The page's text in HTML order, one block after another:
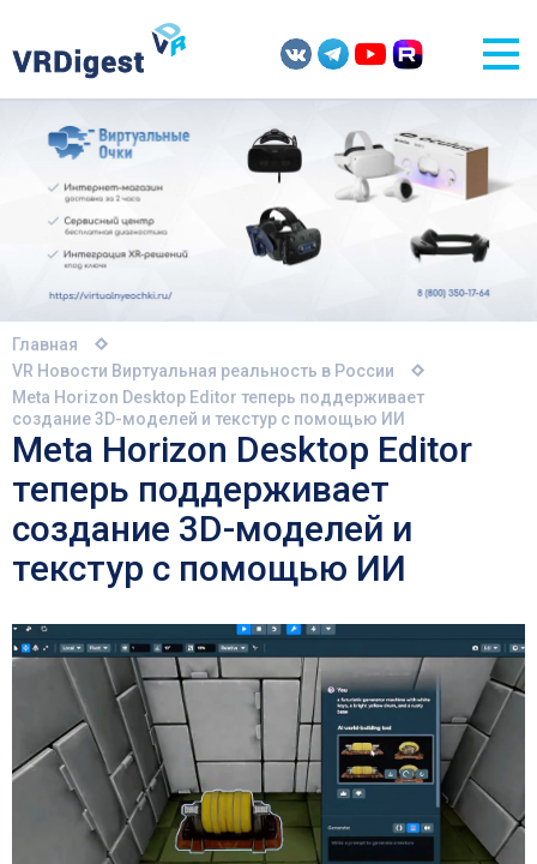
Главная
VR Новости Виртуальная реальность в России
Meta Horizon Desktop Editor теперь поддерживает
создание 3D-моделей и текстур с помощью ИИ
Meta Horizon Desktop Editor
теперь поддерживает
создание 3D-моделей и
текстур с помощью ИИ